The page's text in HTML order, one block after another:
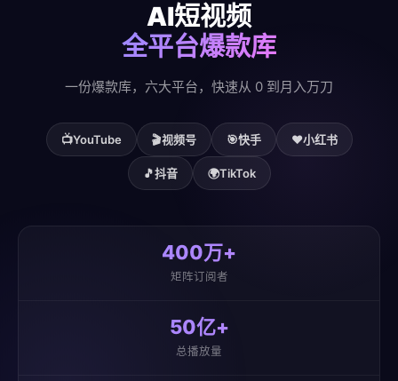
AI短视频
全平台爆款库
一份爆款库，六大平台，快速从 0 到月入万刀
📺YouTube 🎬视频号 🎯快手 ❤️小红书
🎵抖音 🌍TikTok
400万+
矩阵订阅者
50亿+
总播放量